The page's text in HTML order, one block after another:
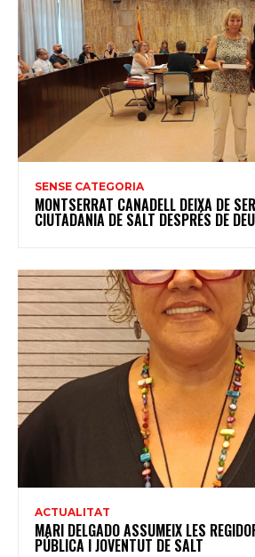
SENSE CATEGORIA
MONTSERRAT CANADELL DEIXA DE
CIUTADANIA DE SALT DESPRÉS DE
ACTUALITAT
MARI DELGADO ASSUMEIX LES
PÚBLICA I JOVENTUT DE SALT